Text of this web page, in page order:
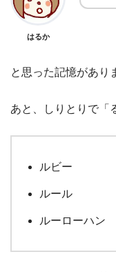
はるか
と思った記憶があり
あと、しりとりで「
ルビー
ルール
ルーローハン